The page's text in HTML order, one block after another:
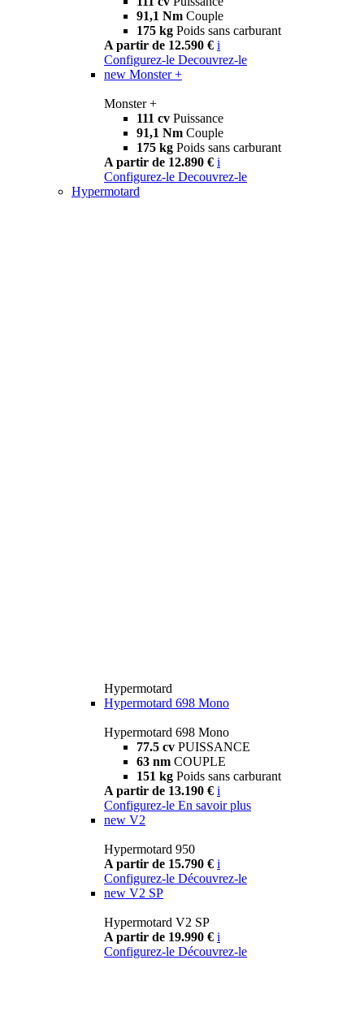
91,1 Nm Couple
175 kg Poids sans carburant
A partir de 12.590 € i
Configurez-le Decouvrez-le
new Monster +
Monster +
111 cv Puissance
91,1 Nm Couple
175 kg Poids sans carburant
A partir de 12.890 € i
Configurez-le Decouvrez-le
Hypermotard
Hypermotard
Hypermotard 698 Mono
Hypermotard 698 Mono
77.5 cv PUISSANCE
63 nm COUPLE
151 kg Poids sans carburant
A partir de 13.190 € i
Configurez-le En savoir plus
new V2
Hypermotard 950
A partir de 15.790 € i
Configurez-le Découvrez-le
new V2 SP
Hypermotard V2 SP
A partir de 19.990 € i
Configurez-le Découvrez-le